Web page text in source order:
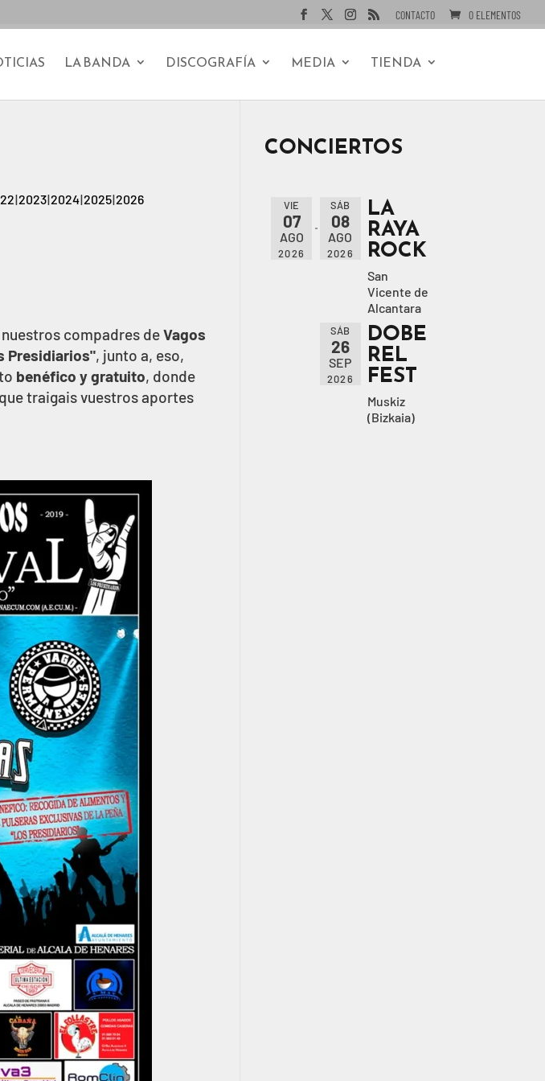
CONTACTO 0 ELEMENTOS
LA BANDA DISCOGRAFÍA MEDIA TIENDA
2023 2024 2025 2026
compadres deVagos
Presidiarios", junto a, eso,
benéfico y gratuito, donde
traigais vuestros aportes
CONCIERTOS
VIE
07
AGO
2026
SÁB
08
AGO
2026
LA
RAYA
ROCK
San
Vicente de
Alcantara
SÁB
26
SEP
2026
DOBE
REL
FEST
Muskiz
(Bizkaia)